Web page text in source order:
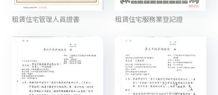
租賃住宅管理人員證書 租賃住宅服務業登記證